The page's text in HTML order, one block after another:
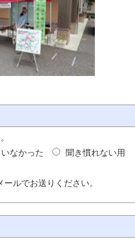
なかった
聞き慣れない用
ールでお送りください。